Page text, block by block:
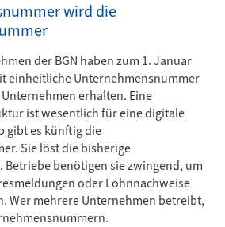
wird die
der BGN haben zum 1. Januar
einheitliche Unternehmensnummer
erhalten. Eine
ist wesentlich für eine digitale
gibt es künftig die
Sie löst die bisherige
benötigen sie zwingend, um
oder Lohnnachweise
Wer mehrere Unternehmen betreibt,